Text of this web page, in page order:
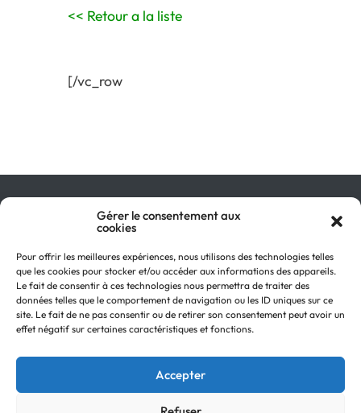
Gérer le consentement aux
cookies
Pour offrir les meilleures expériences, nous utilisons des technologies telles
que les cookies pour stocker et/ou accéder aux informations des appareils.
Le fait de consentir à ces technologies nous permettra de traiter des
données telles que le comportement de navigation ou les ID uniques sur ce
site. Le fait de ne pas consentir ou de retirer son consentement peut avoir un
effet négatif sur certaines caractéristiques et fonctions.
Accepter
<< Retour a la liste
[/vc_row
Qu’est-ce que le GIR ?
Pourquoi adhérer ?
On parle de nous !
Actualités
Contactez-nous
Recevez notre Newsletter
Recrutements
Politique de confidentialité
Retour en
haut